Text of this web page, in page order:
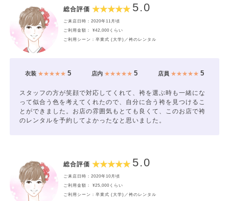
総合評価 5.0
ご来店日時：2020年11月頃
ご利用金額： ¥42,000くらい
ご利用シーン：卒業式 (大学)／袴のレンタル
衣装★★★★★ 5 店内★★★★★ 5 店員 ★★★★★5
スタッフの方が笑顔で対応してくれて、袴を選ぶ時も一緒にな
って似合う色を考えてくれたので、自分に合う袴を見つけるこ
とができました。お店の雰囲気もとても良くて、このお店で袴
のレンタルを予約してよかったなと思いました。
総合評価 5.0
ご来店日時：2020年10月頃
ご利用金額： ¥25,000くらい
ご利用シーン：卒業式 (大学)／袴のレンタル